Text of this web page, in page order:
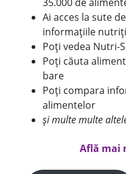
Ai acces la sute
informațiile
Poți vedea Nutri-
Poți căuta
bare
Poți compara
alimentelor
și multe multe
Află mai